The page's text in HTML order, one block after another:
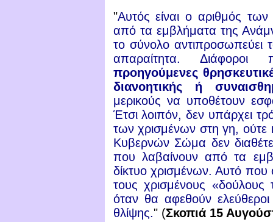
"Αυτός είναι ο αριθμός
από τα εμβλήματα της
το σύνολο αντιπροσωπεύει
απαραίτητα. Διάφοροι
προηγούμενες
διανοητικής ή
μερικούς να υποθέτουν
Έτσι λοιπόν, δεν υπάρχει
των χρισμένων στη γη, ούτε
Κυβερνών Σώμα δεν
που λαβαίνουν από τα
δίκτυο χρισμένων. Αυτό που
τους χρισμένους
όταν θα αφεθούν ελεύθεροι
θλίψης." (Σκοπιά 15